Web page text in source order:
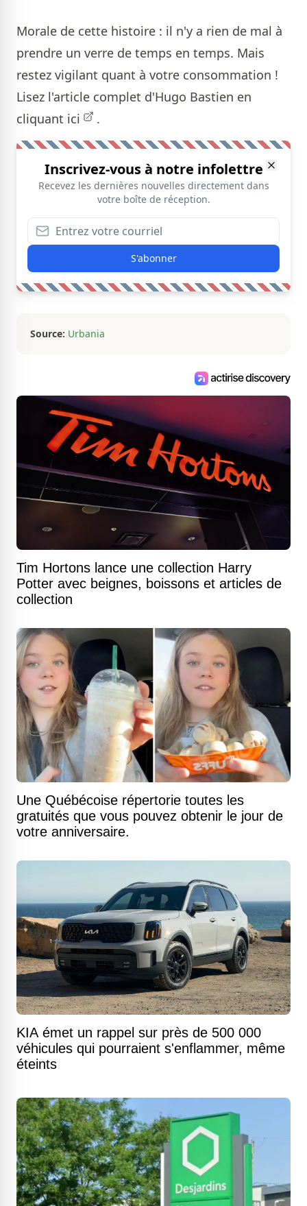
Morale de cette histoire : il n'y a rien de mal à
prendre un verre de temps en temps. Mais
restez vigilant quant à votre consommation !
Lisez l'article complet d'Hugo Bastien en
cliquant ici .
Inscrivez-vous à notre infolettre
Recevez les dernières nouvelles directement dans
votre boîte de réception.
S'abonner
Source: Urbania
Tim Hortons lance une collection Harry
Potter avec beignes, boissons et articles de
collection
Une Québécoise répertorie toutes les
gratuités que vous pouvez obtenir le jour de
votre anniversaire.
KIA émet un rappel sur près de 500 000
véhicules qui pourraient s'enflammer, même
éteints